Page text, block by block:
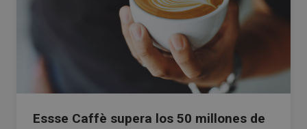
Essse Caffè supera los 50 millones de